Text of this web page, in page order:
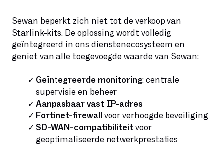
Sewan beperkt zich niet tot de verkoop van
Starlink-kits. De oplossing wordt volledig
geïntegreerd in ons dienstenecosysteem en
geniet van alle toegevoegde waarde van Sewan:
Geïntegreerde monitoring: centrale
supervisie en beheer
Aanpasbaar vast IP-adres
Fortinet-firewall
voor verhoogde beveiliging
SD-WAN-compatibiliteit voor
geoptimaliseerde netwerkprestaties